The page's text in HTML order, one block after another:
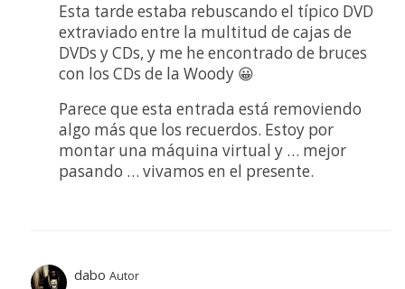
Esta tarde estaba rebuscando el típico DVD
extraviado entre la multitud de cajas de
DVDs y CDs, y me he encontrado de bruces
con los CDs de la Woody 😀
Parece que esta entrada está removiendo
algo más que los recuerdos. Estoy por
montar una máquina virtual y … mejor
pasando … vivamos en el presente.
dabo Autor